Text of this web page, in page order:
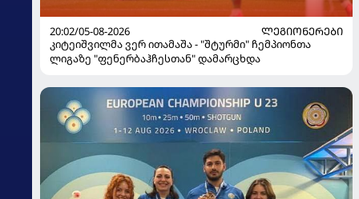
20:02/05-08-2026
ᲚᲔᲒᲘᲝᲜᲔᲠᲔᲑᲘ
კიტეიშვილმა ვერ ითამაშა - "შტურმი" ჩემპიონთა
ლიგაზე "ფენერბაჰჩესთან" დამარცხდა